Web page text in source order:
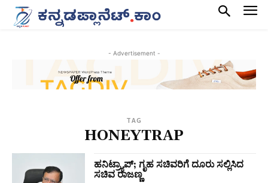
- Advertisement -
TAG
HONEYTRAP
ಹನಿಟ್ರ್ಯಾಪ್‌; ಗೃಹ ಸಚಿವರಿಗೆ ದೂರು ಸಲ್ಲಿಸಿದ
ಸಚಿವ ರಾಜಣ್ಣ